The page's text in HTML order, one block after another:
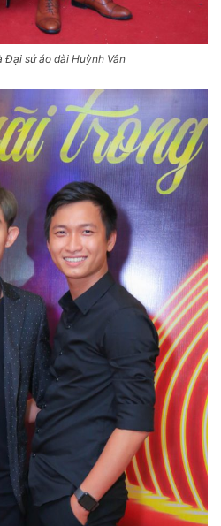
Đại sứ áo dài Huỳnh Vân